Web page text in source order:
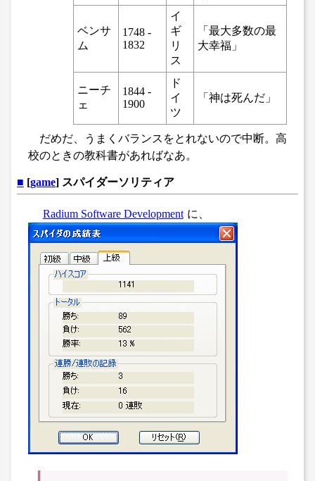
ベンサ
ム
1748 -
1832
イ
ギ
リ
ス
「最大多数の最
大幸福」
ニーチ
ェ
1844 -
1900
ド
イ
ツ
「神は死んだ」
だめだ、うまくバランスをとれないので中断。高
校のときの教科書があればなあ。
■ [game] スパイダーソリティア
Radium Software Development に、